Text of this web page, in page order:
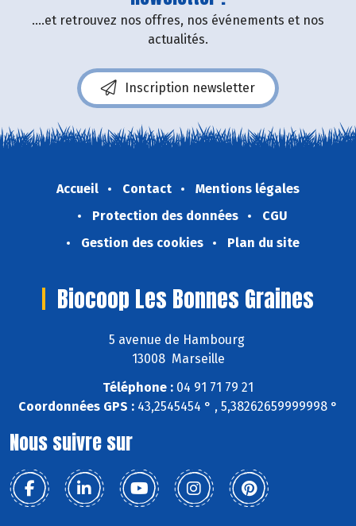
....et retrouvez nos offres, nos événements et nos
actualités.
Inscription newsletter
Accueil Contact
Mentions légales
Protection des données
CGU
Gestion des cookies
Plan du site
Biocoop Les Bonnes Graines
5 avenue de Hambourg
13008 Marseille
Téléphone : 04 91 71 79 21
Coordonnées GPS : 43,2545454 ° , 5,38262659999998 °
Nous suivre sur